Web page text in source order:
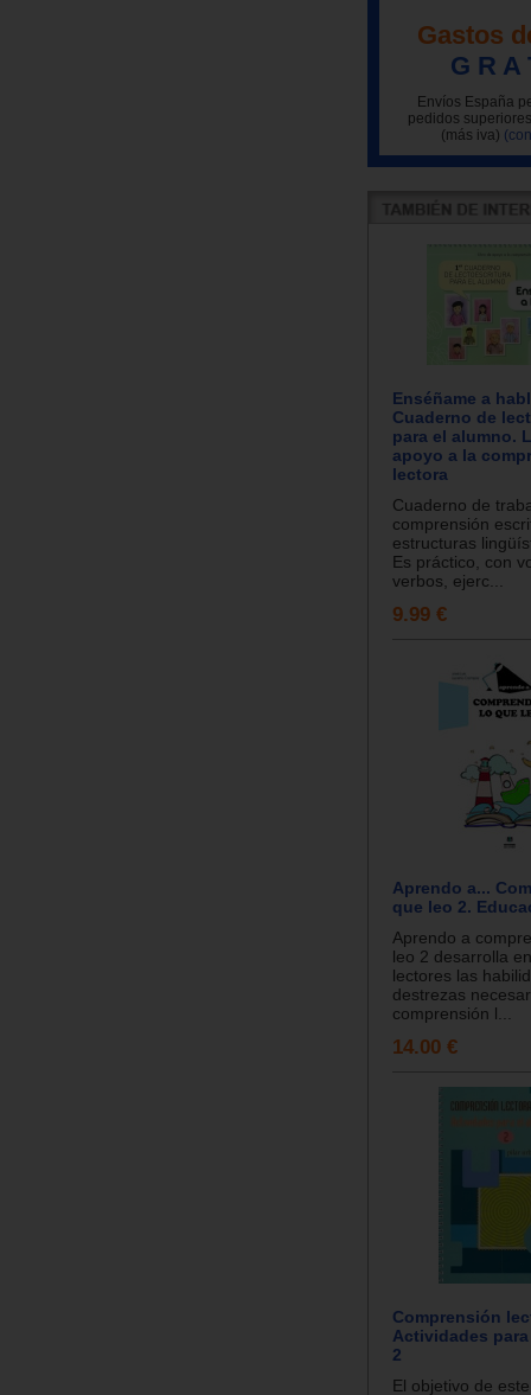
Gastos
G R A
Envíos España
pedidos
(más iva)
Enséñame a
Cuaderno de
para el alumno.
apoyo a la
lectora
Cuaderno de
comprensión
estructuras
Es práctico, con
verbos, ejerc...
9.99 €
Aprendo a...
que leo 2.
Aprendo a
leo 2 desarrolla
lectores las
destrezas
comprensión l...
14.00 €
Comprensión
Actividades
2
El objetivo de